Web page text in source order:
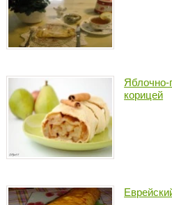
корицей